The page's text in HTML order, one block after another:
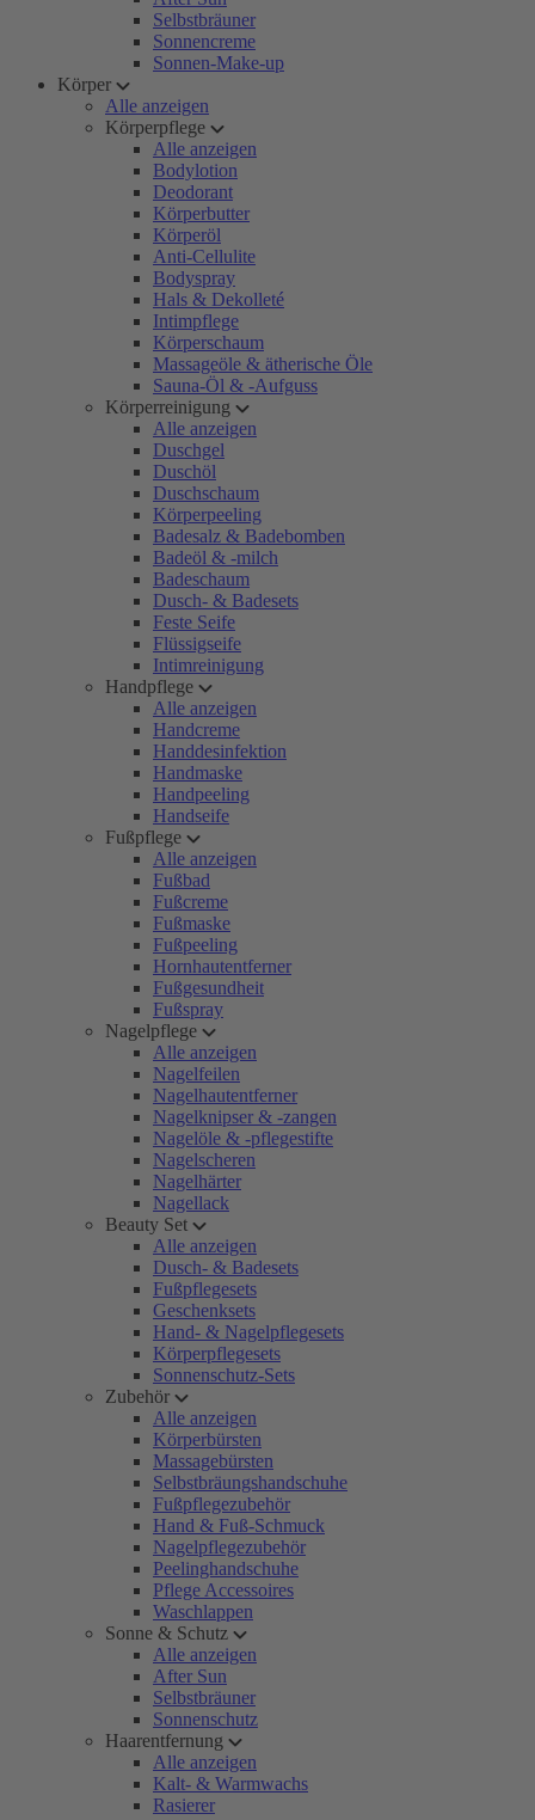
Selbstbräuner
Sonnencreme
Sonnen-Make-up
Körper
Alle anzeigen
Körperpflege
Alle anzeigen
Bodylotion
Deodorant
Körperbutter
Körperöl
Anti-Cellulite
Bodyspray
Hals & Dekolleté
Intimpflege
Körperschaum
Massageöle & ätherische Öle
Sauna-Öl & -Aufguss
Körperreinigung
Alle anzeigen
Duschgel
Duschöl
Duschschaum
Körperpeeling
Badesalz & Badebomben
Badeöl & -milch
Badeschaum
Dusch- & Badesets
Feste Seife
Flüssigseife
Intimreinigung
Handpflege
Alle anzeigen
Handcreme
Handdesinfektion
Handmaske
Handpeeling
Handseife
Fußpflege
Alle anzeigen
Fußbad
Fußcreme
Fußmaske
Fußpeeling
Hornhautentferner
Fußgesundheit
Fußspray
Nagelpflege
Alle anzeigen
Nagelfeilen
Nagelhautentferner
Nagelknipser & -zangen
Nagelöle & -pflegestifte
Nagelscheren
Nagelhärter
Nagellack
Beauty Set
Alle anzeigen
Dusch- & Badesets
Fußpflegesets
Geschenksets
Hand- & Nagelpflegesets
Körperpflegesets
Sonnenschutz-Sets
Zubehör
Alle anzeigen
Körperbürsten
Massagebürsten
Selbstbräungshandschuhe
Fußpflegezubehör
Hand & Fuß-Schmuck
Nagelpflegezubehör
Peelinghandschuhe
Pflege Accessoires
Waschlappen
Sonne & Schutz
Alle anzeigen
After Sun
Selbstbräuner
Sonnenschutz
Haarentfernung
Alle anzeigen
Kalt- & Warmwachs
Rasierer